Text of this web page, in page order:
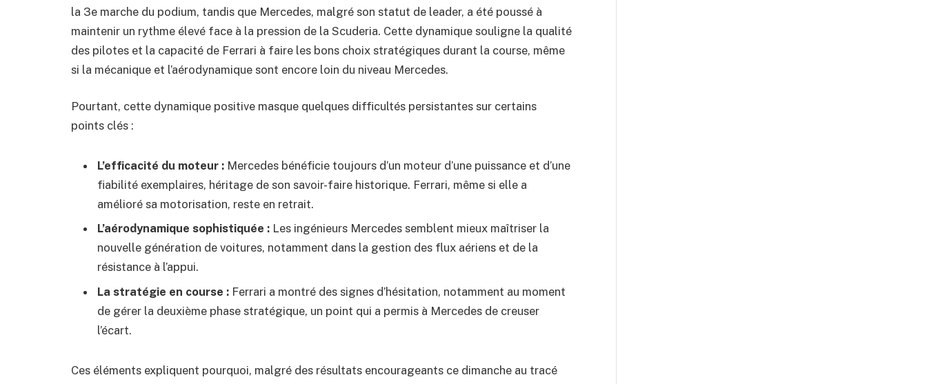
la 3e marche du podium, tandis que Mercedes, malgré son statut de leader, a été poussé à
maintenir un rythme élevé face à la pression de la Scuderia. Cette dynamique souligne la qualité
des pilotes et la capacité de Ferrari à faire les bons choix stratégiques durant la course, même
si la mécanique et l’aérodynamique sont encore loin du niveau Mercedes.
Pourtant, cette dynamique positive masque quelques difficultés persistantes sur certains
points clés :
L’efficacité du moteur : Mercedes bénéficie toujours d’un moteur d’une puissance et d’une
fiabilité exemplaires, héritage de son savoir-faire historique. Ferrari, même si elle a
amélioré sa motorisation, reste en retrait.
L’aérodynamique sophistiquée : Les ingénieurs Mercedes semblent mieux maîtriser la
nouvelle génération de voitures, notamment dans la gestion des flux aériens et de la
résistance à l’appui.
La stratégie en course : Ferrari a montré des signes d’hésitation, notamment au moment
de gérer la deuxième phase stratégique, un point qui a permis à Mercedes de creuser
l’écart.
Ces éléments expliquent pourquoi, malgré des résultats encourageants ce dimanche au tracé